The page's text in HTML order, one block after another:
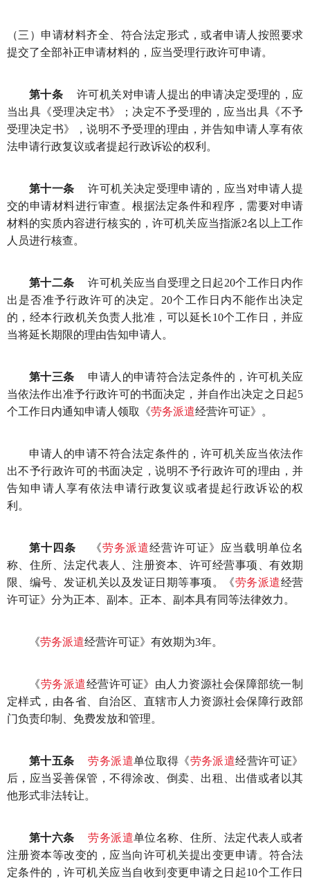
（三）申请材料齐全、符合法定形式，或者申请人按照要求
提交了全部补正申请材料的，应当受理行政许可申请。
第十条
许可机关对申请人提出的申请决定受理的，应
当出具《受理决定书》；决定不予受理的，应当出具《不予
受理决定书》，说明不予受理的理由，并告知申请人享有依
法申请行政复议或者提起行政诉讼的权利。
第十一条
许可机关决定受理申请的，应当对申请人提
交的申请材料进行审查。根据法定条件和程序，需要对申请
材料的实质内容进行核实的，许可机关应当指派2名以上工作
人员进行核查。
第十二条
许可机关应当自受理之日起20个工作日内作
出是否准予行政许可的决定。20个工作日内不能作出决定
的，经本行政机关负责人批准，可以延长10个工作日，并应
当将延长期限的理由告知申请人。
第十三条
申请人的申请符合法定条件的，许可机关应
当依法作出准予行政许可的书面决定，并自作出决定之日起5
个工作日内通知申请人领取《劳务派遣经营许可证》。
申请人的申请不符合法定条件的，许可机关应当依法作
出不予行政许可的书面决定，说明不予行政许可的理由，并
告知申请人享有依法申请行政复议或者提起行政诉讼的权
利。
第十四条 《劳务派遣经营许可证》应当载明单位名
称、住所、法定代表人、注册资本、许可经营事项、有效期
限、编号、发证机关以及发证日期等事项。《劳务派遣经营
许可证》分为正本、副本。正本、副本具有同等法律效力。
《劳务派遣经营许可证》有效期为3年。
《劳务派遣经营许可证》由人力资源社会保障部统一制
定样式，由各省、自治区、直辖市人力资源社会保障行政部
门负责印制、免费发放和管理。
第十五条 劳务派遣单位取得《劳务派遣经营许可证》
后，应当妥善保管，不得涂改、倒卖、出租、出借或者以其
他形式非法转让。
第十六条 劳务派遣单位名称、住所、法定代表人或者
注册资本等改变的，应当向许可机关提出变更申请。符合法
定条件的，许可机关应当自收到变更申请之日起10个工作日